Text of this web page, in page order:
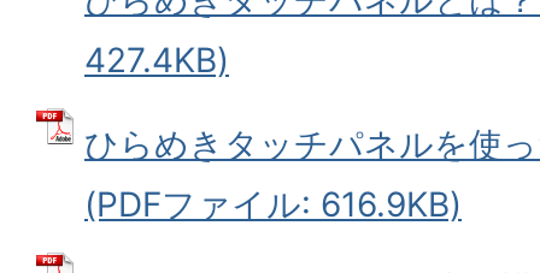
427.4KB)
ひらめきタッチパネルを使
(PDFファイル: 616.9KB)